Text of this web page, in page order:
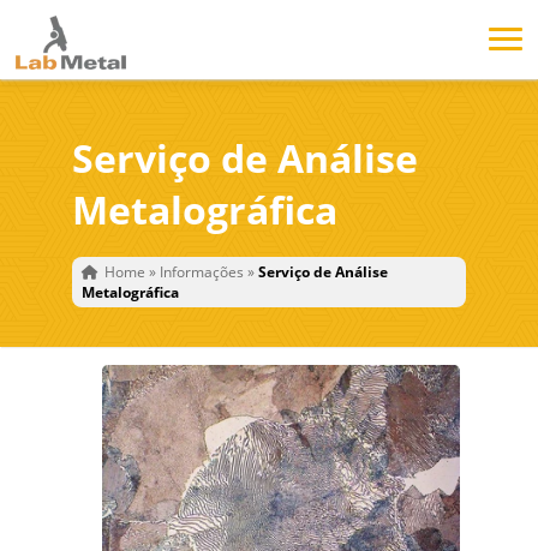
Serviço de Análise
Metalográfica
Home » Informações »Serviço de Análise
Metalográfica